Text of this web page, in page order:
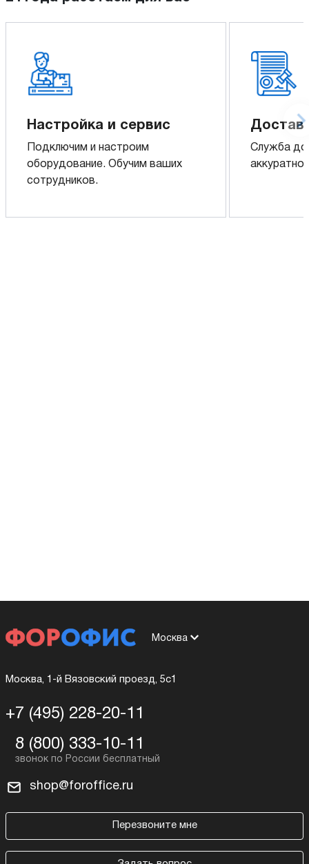
Настройка и сервис
Подключим и настроим
оборудование. Обучим ваших
сотрудников.
Служба
аккуратно
Москва
Москва, 1-й Вязовский проезд, 5с1
+7 (495) 228-20-11
8 (800) 333-10-11
shop@foroffice.ru
Перезвоните мне